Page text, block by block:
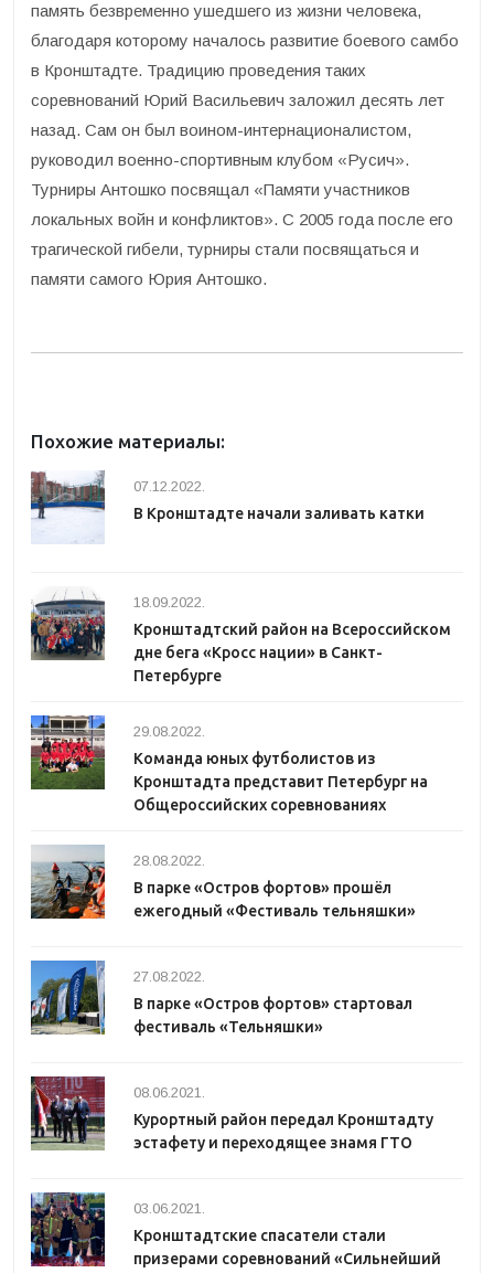
память безвременно ушедшего из жизни человека,
благодаря которому началось развитие боевого самбо
в Кронштадте. Традицию проведения таких
соревнований Юрий Васильевич заложил десять лет
назад. Сам он был воином-интернационалистом,
руководил военно-спортивным клубом «Русич».
Турниры Антошко посвящал «Памяти участников
локальных войн и конфликтов». С 2005 года после его
трагической гибели, турниры стали посвящаться и
памяти самого Юрия Антошко.
Похожие материалы:
07.12.2022.
В Кронштадте начали заливать катки
18.09.2022.
Кронштадтский район на Всероссийском
дне бега «Кросс нации» в Санкт-
Петербурге
29.08.2022.
Команда юных футболистов из
Кронштадта представит Петербург на
Общероссийских соревнованиях
28.08.2022.
В парке «Остров фортов» прошёл
ежегодный «Фестиваль тельняшки»
27.08.2022.
В парке «Остров фортов» стартовал
фестиваль «Тельняшки»
08.06.2021.
Курортный район передал Кронштадту
эстафету и переходящее знамя ГТО
03.06.2021.
Кронштадтские спасатели стали
призерами соревнований «Сильнейший